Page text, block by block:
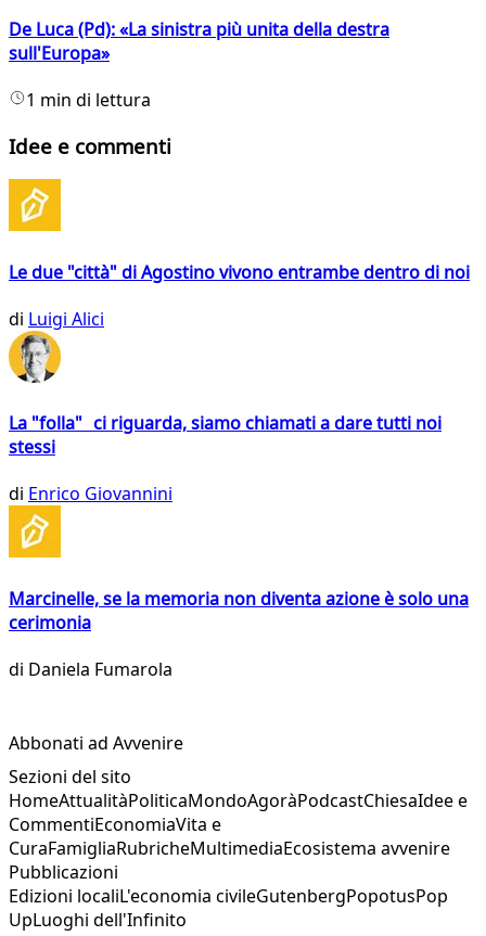
De Luca (Pd): «La sinistra più unita della destra
sull'Europa»
1 min di lettura
Idee e commenti
Le due "città" di Agostino vivono entrambe dentro di noi
di Luigi Alici
La "folla" ci riguarda, siamo chiamati a dare tutti noi
stessi
di Enrico Giovannini
Marcinelle, se la memoria non diventa azione è solo una
cerimonia
di Daniela Fumarola
Abbonati ad Avvenire
Sezioni del sito
HomeAttualitàPoliticaMondoAgoràPodcastChiesaIdee e
CommentiEconomiaVita e
CuraFamigliaRubricheMultimediaEcosistema avvenire
Pubblicazioni
Edizioni localiL'economia civileGutenbergPopotusPop
UpLuoghi dell'Infinito